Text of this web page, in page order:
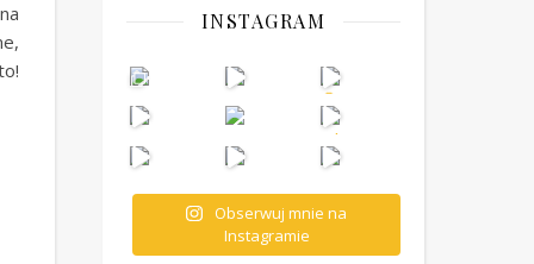
INSTAGRAM
Obserwuj mnie na
Instagramie